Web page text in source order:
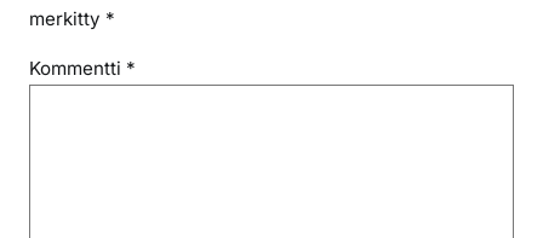
merkitty *
Kommentti *